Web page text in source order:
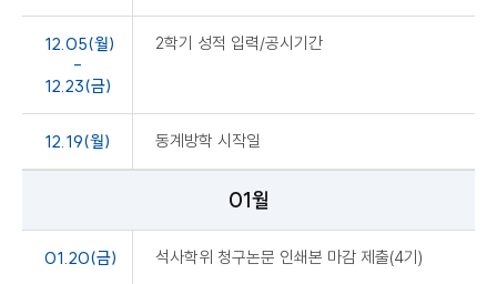
12.05(월)
-
12.23(금)
2학기 성적 입력/공시기간
12.19(월) 동계방학 시작일
01월
01.20(금) 석사학위 청구논문 인쇄본 마감 제출(4기)